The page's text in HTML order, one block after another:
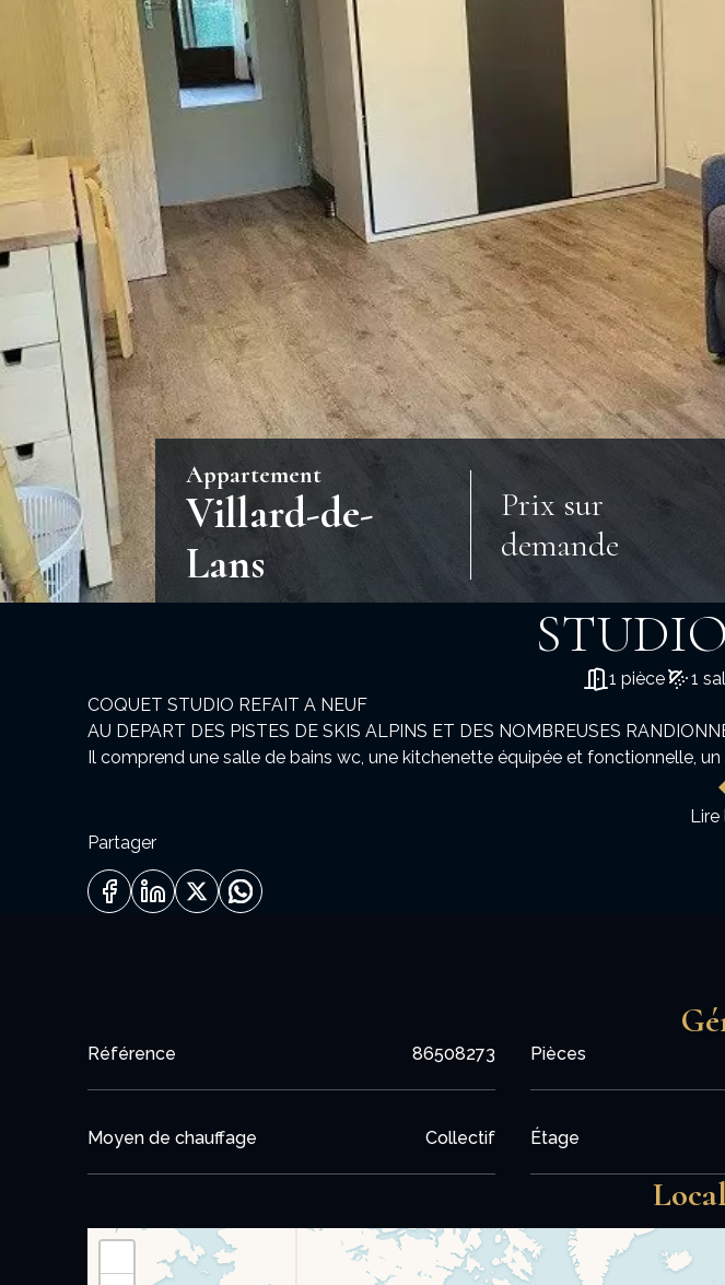
Appartement
Villard-de-
Lans
Prix sur
demande
1 pièce 1
COQUET STUDIO REFAIT A NEUF
AU DEPART DES PISTES DE SKIS ALPINS ET DES NOMBREUSES
Il comprend une salle de bains wc, une kitchenette équipée et fonctionnelle,
Lire
Partager
Référence 86508273 Pièces
Moyen de chauffage Collectif Étage